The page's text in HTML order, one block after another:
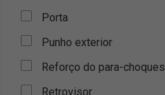
Porta
Punho exterior
Reforço do para-choques
Retrovisor